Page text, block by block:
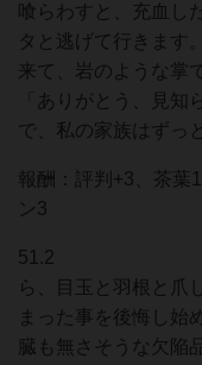
喰らわすと、充血し
タと逃げて行き
来て、岩のよう
「ありがとう、
で、私の家族はずっ
報酬：評判+3、
ン3
51.2 あなた
ら、目玉と羽根と爪
まった事を後悔し始
臓も無さそうな欠陥